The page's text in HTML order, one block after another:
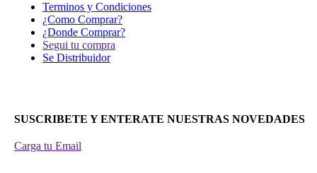
Terminos y Condiciones
¿Como Comprar?
¿Donde Comprar?
Segui tu compra
Se Distribuidor
SUSCRIBETE Y ENTERATE NUESTRAS NOVEDADES
Carga tu Email